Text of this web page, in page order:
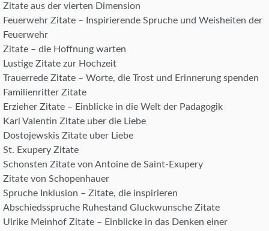
Zitate aus der vierten Dimension
Feuerwehr Zitate – Inspirierende Spruche und Weisheiten der
Feuerwehr
Zitate – die Hoffnung warten
Lustige Zitate zur Hochzeit
Trauerrede Zitate – Worte, die Trost und Erinnerung spenden
Familienritter Zitate
Erzieher Zitate – Einblicke in die Welt der Padagogik
Karl Valentin Zitate uber die Liebe
Dostojewskis Zitate uber Liebe
St. Exupery Zitate
Schonsten Zitate von Antoine de Saint-Exupery
Zitate von Schopenhauer
Spruche Inklusion – Zitate, die inspirieren
Abschiedsspruche Ruhestand Gluckwunsche Zitate
Ulrike Meinhof Zitate – Einblicke in das Denken einer